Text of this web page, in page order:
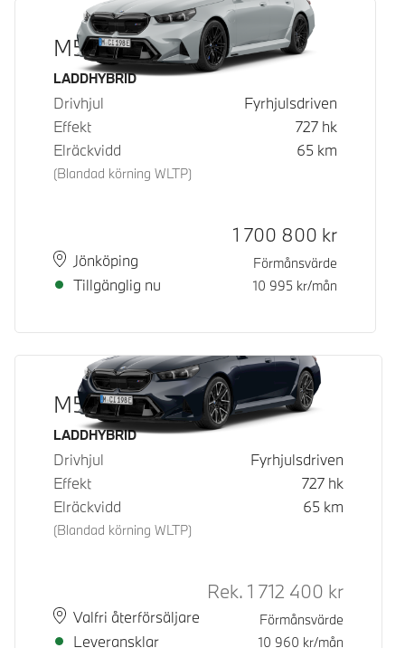
M5 Touring
Bränsle
LADDHYBRID
Drivhjul
Fyrhjulsdriven
Effekt
727 hk
Elräckvidd
(Blandad körning WLTP)
65 km
PlatsJönköping
Leveranstid
Tillgänglig nu
Kontantpris
1 700 800 kr
Förmånsvärde
10 995 kr/mån
M5 Touring
Bränsle
LADDHYBRID
Drivhjul
Fyrhjulsdriven
Effekt
727 hk
Elräckvidd
(Blandad körning WLTP)
65 km
PlatsValfri återförsäljare
Leveranstid
Leveransklar
Rek. ord
Rek. 1 712 400 kr
Förmånsvärde
10 960 kr/mån